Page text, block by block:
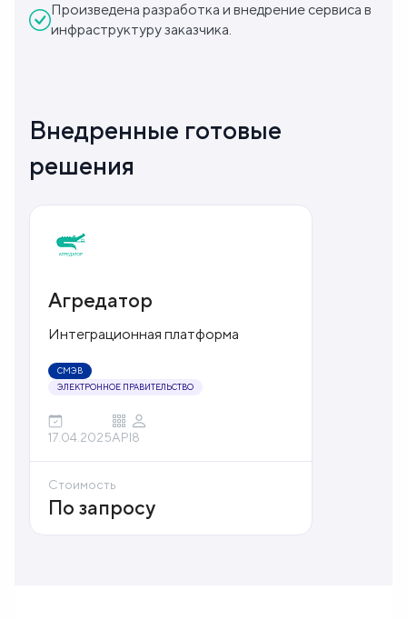
Произведена разработка и внедрение сервиса в
инфраструктуру заказчика.
Внедренные готовые
решения
Агредатор
Интеграционная платформа
СМЭВ
ЭЛЕКТРОННОЕ ПРАВИТЕЛЬСТВО
17.04.2025API8
Стоимость
По запросу